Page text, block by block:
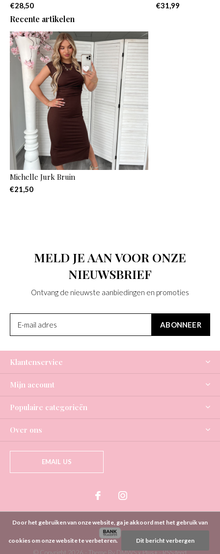
€28,50 €31,99
Recente artikelen
Michelle Jurk Bruin
€21,50
MELD JE AAN VOOR ONZE
NIEUWSBRIEF
Ontvang de nieuwste aanbiedingen en promoties
ABONNEER
Klantenservice
Mijn account
Populaire categorieën
Over ons
EMAIL US
Door het gebruiken van onze website, ga je akkoord met het gebruik van
cookies om onze website te verbeteren. Dit bericht verbergen